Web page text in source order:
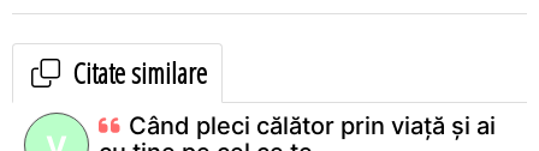
Citate similare
Când pleci călător prin viaţă şi ai